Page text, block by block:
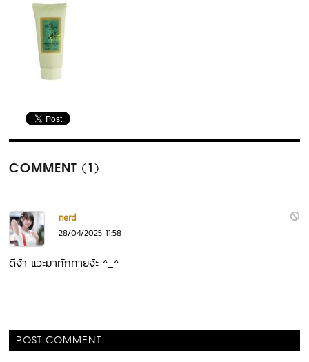
COMMENT (1)
nerd
28/04/2025 11:58
ดีจ้า แวะมาทักทายจ้ะ ^_^
POST COMMENT